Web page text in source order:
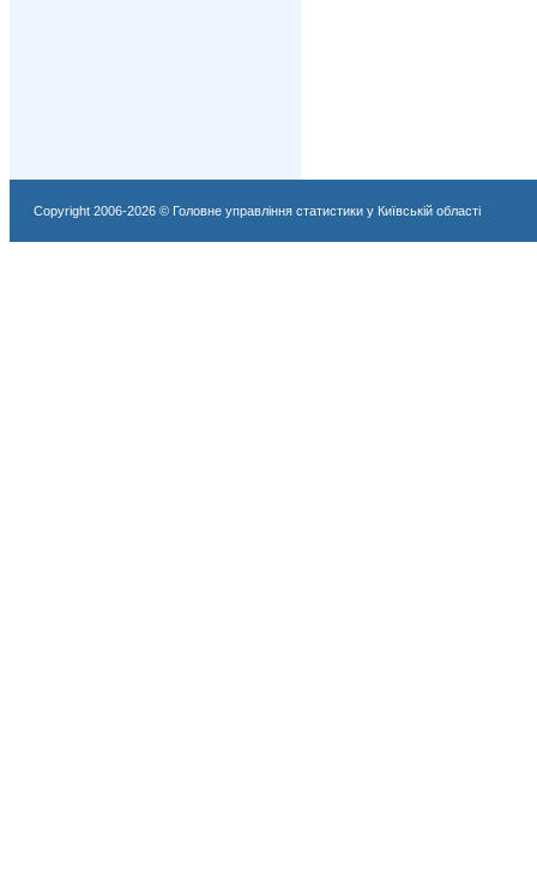
Copyright 2006-2026 © Головне управління статистики у Київській області